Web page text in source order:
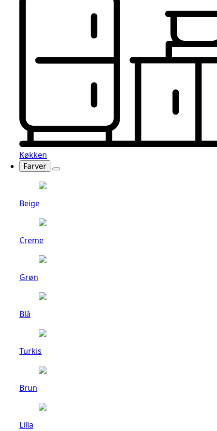
Køkken
Farver
Beige
Creme
Grøn
Blå
Turkis
Brun
Lilla